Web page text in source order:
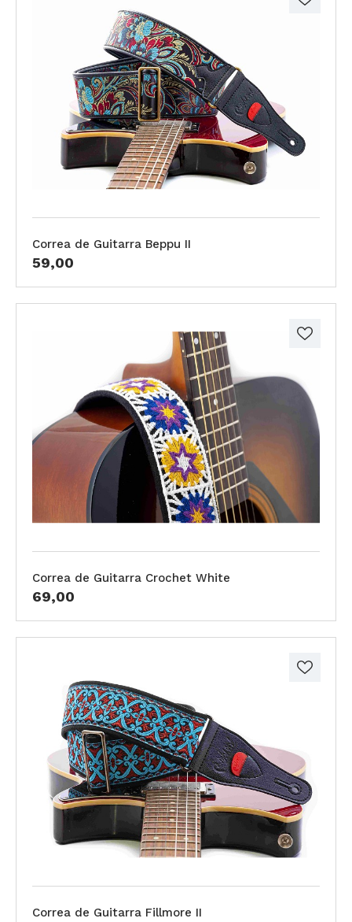
Correa de Guitarra Beppu II
59,00
Correa de Guitarra Crochet White
69,00
Correa de Guitarra Fillmore II